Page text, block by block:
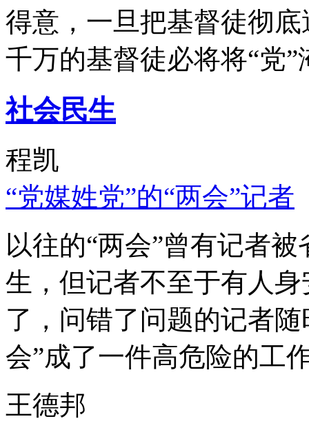
得意，一旦把基督徒彻
千万的基督徒必将将“党”
社会民生
程凯
“党媒姓党”的“两会”记者
以往的“两会”曾有记者
生，但记者不至于有人
了，问错了问题的记者
会”成了一件高危险的工
王德邦